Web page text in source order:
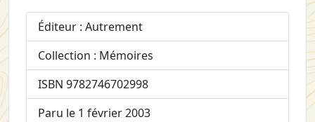
Éditeur : Autrement
Collection : Mémoires
ISBN 9782746702998
Paru le 1 février 2003